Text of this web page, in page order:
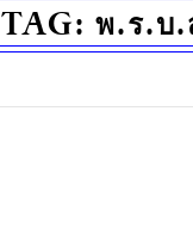
TAG: พ.ร.บ.